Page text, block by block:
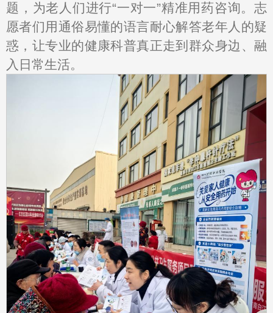
题，为老人们进行“一对一”精准用药咨询。志
愿者们用通俗易懂的语言耐心解答老年人的疑
惑，让专业的健康科普真正走到群众身边、融
入日常生活。